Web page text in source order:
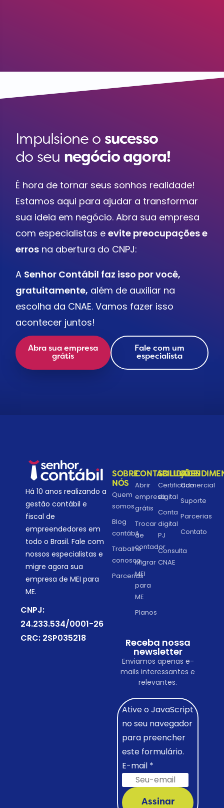
Impulsione o sucesso
do seu negócio agora!
É hora de tornar seus sonhos realidade!
Estamos aqui para ajudar a transformar
sua ideia em negócio. Abra sua empresa
com especialistas eevite preocupações e
erros na abertura do CNPJ:
A Senhor Contábil faz isso por você,
gratuitamente, além de auxiliar na
escolha da CNAE. Vamos fazer isso
acontecer juntos!
Abra sua empresa
grátis
Fale com um
especialista
Há 10 anos realizando a
gestão contábil e
fiscal de
empreendedores em
todo o Brasil. Fale com
nossos especialistas e
migre agora sua
empresa de MEI para
ME.
CNPJ:
24.233.534/0001-26
CRC: 2SP035218
SOBRE
NÓS
Quem
somos
Blog
contábil
Trabalhe
conosco
Parcerias
CONTABILIDADE
Abrir
empresa
grátis
Trocar
de
contador
Migrar
MEI
para
ME
Planos
SOLUÇÕES
Certificado
digital
Conta
digital
PJ
Consulta
CNAE
Comercial
Suporte
Parcerias
Contato
Receba nossa
newsletter
Enviamos apenas e-
mails interessantes e
relevantes.
Ative o JavaScript
no seu navegador
para preencher
este formulário.
E-mail *
Assinar